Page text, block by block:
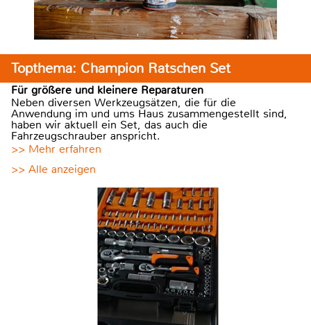
Topthema: Champion Ratschen Set
Für größere und kleinere Reparaturen
Neben diversen Werkzeugsätzen, die für die
Anwendung im und ums Haus zusammengestellt sind,
haben wir aktuell ein Set, das auch die
Fahrzeugschrauber anspricht.
>> Mehr erfahren
>> Alle anzeigen